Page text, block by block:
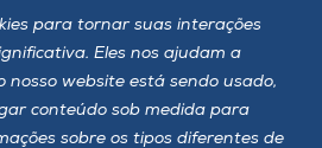
para tornar suas interações
Eles nos ajudam a
nosso website está sendo usado,
conteúdo sob medida para
sobre os tipos diferentes de